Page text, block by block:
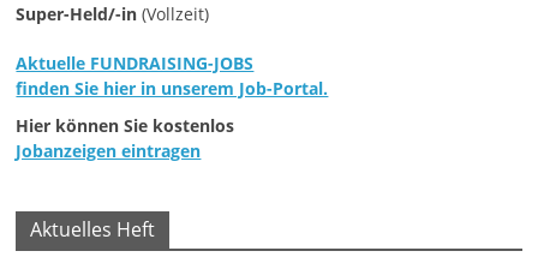
n
g
e
n
Super-Held/-in (Vollzeit)
Aktuelle FUNDRAISING-JOBS
finden Sie hier in unserem Job-Portal.
Hier können Sie kostenlos
Jobanzeigen eintragen
Aktuelles Heft